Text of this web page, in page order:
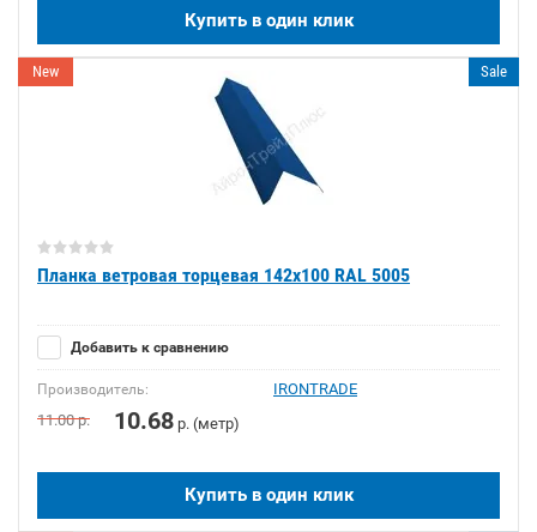
Купить в один клик
New Sale
Планка ветровая торцевая 142х100 RAL 5005
Добавить к сравнению
Производитель:
IRONTRADE
11.00р. 10.68 р. (метр)
Купить в один клик